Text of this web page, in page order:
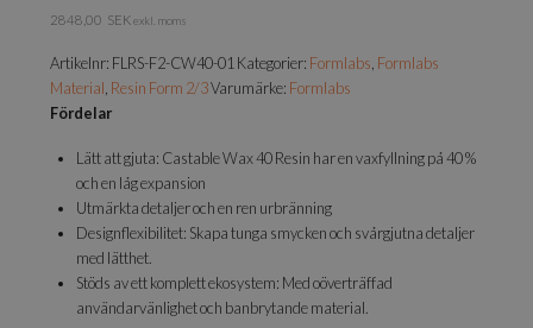
2848,00 SEK exkl. moms
Artikelnr: FLRS-F2-CW40-01 Kategorier: Formlabs Formlabs
Material Resin Form 2/3Varumärke: Formlabs
Fördelar
Lätt att gjuta: Castable Wax 40 Resin har en vaxfyllning på 40 %
och en låg expansion
Utmärkta detaljer och en ren urbränning
Designflexibilitet: Skapa tunga smycken och svårgjutna detaljer
med lätthet.
Stöds av ett komplett ekosystem: Med oöverträffad
användarvänlighet och banbrytande material.